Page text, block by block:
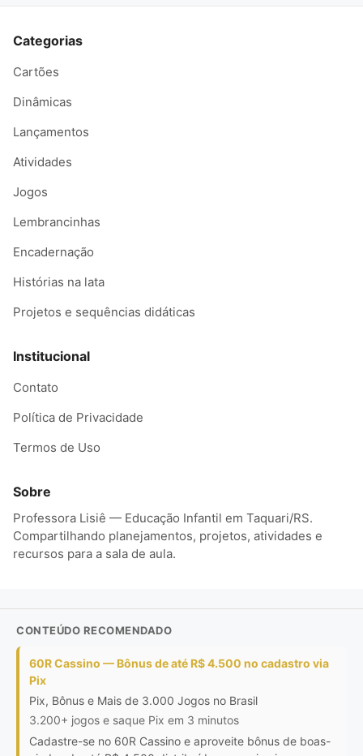
Categorias
Cartões
Dinâmicas
Lançamentos
Atividades
Jogos
Lembrancinhas
Encadernação
Histórias na lata
Projetos e sequências didáticas
Institucional
Contato
Política de Privacidade
Termos de Uso
Sobre
Professora Lisiê — Educação Infantil em Taquari/RS.
Compartilhando planejamentos, projetos, atividades e
recursos para a sala de aula.
CONTEÚDO RECOMENDADO
60R Cassino — Bônus de até R$ 4.500 no cadastro via
Pix
Pix, Bônus e Mais de 3.000 Jogos no Brasil
3.200+ jogos e saque Pix em 3 minutos
Cadastre-se no 60R Cassino e aproveite bônus de boas-